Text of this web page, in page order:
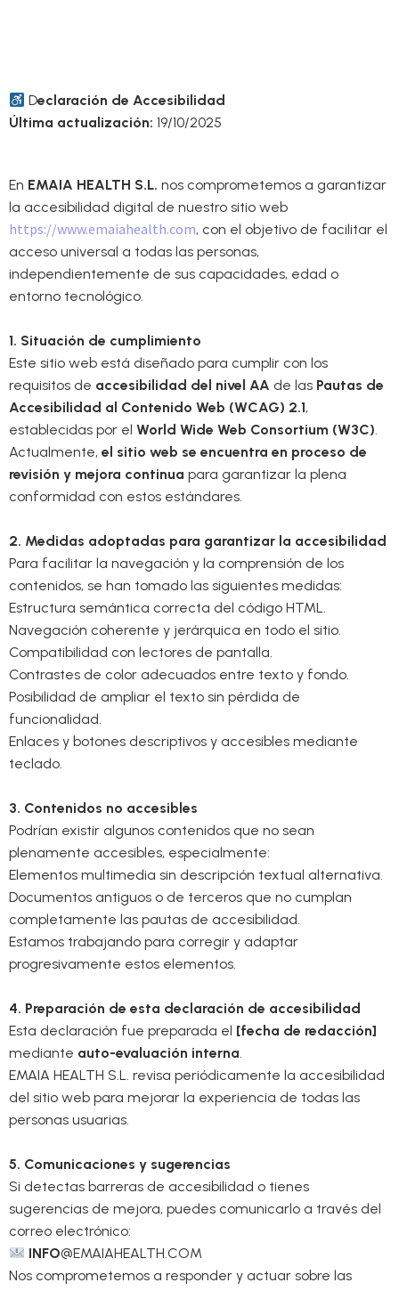
Declaración de Accesibilidad
Última actualización: 19/10/2025
En EMAIA HEALTH S.L. nos comprometemos a garantizar
la accesibilidad digital de nuestro sitio web
https://www.emaiahealth.com, con el objetivo de facilitar el
acceso universal a todas las personas,
independientemente de sus capacidades, edad o
entorno tecnológico.
1. Situación de cumplimiento
Este sitio web está diseñado para cumplir con los
requisitos de accesibilidad del nivel AA de las Pautas de
Accesibilidad al Contenido Web (WCAG) 2.1,
establecidas por el World Wide Web Consortium (W3C).
Actualmente, el sitio web se encuentra en proceso de
revisión y mejora continua para garantizar la plena
conformidad con estos estándares.
2. Medidas adoptadas para garantizar la accesibilidad
Para facilitar la navegación y la comprensión de los
contenidos, se han tomado las siguientes medidas:
Estructura semántica correcta del código HTML.
Navegación coherente y jerárquica en todo el sitio.
Compatibilidad con lectores de pantalla.
Contrastes de color adecuados entre texto y fondo.
Posibilidad de ampliar el texto sin pérdida de
funcionalidad.
Enlaces y botones descriptivos y accesibles mediante
teclado.
3. Contenidos no accesibles
Podrían existir algunos contenidos que no sean
plenamente accesibles, especialmente:
Elementos multimedia sin descripción textual alternativa.
Documentos antiguos o de terceros que no cumplan
completamente las pautas de accesibilidad.
Estamos trabajando para corregir y adaptar
progresivamente estos elementos.
4. Preparación de esta declaración de accesibilidad
Esta declaración fue preparada el [fecha de redacción]
mediante auto-evaluación interna.
EMAIA HEALTH S.L. revisa periódicamente la accesibilidad
del sitio web para mejorar la experiencia de todas las
personas usuarias.
5. Comunicaciones y sugerencias
Si detectas barreras de accesibilidad o tienes
sugerencias de mejora, puedes comunicarlo a través del
correo electrónico:
INFO@EMAIAHEALTH.COM
Nos comprometemos a responder y actuar sobre las